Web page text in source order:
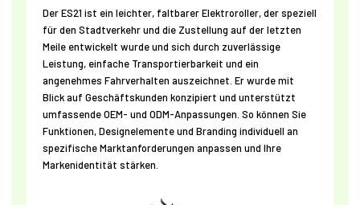
Der ES21 ist ein leichter, faltbarer Elektroroller, der speziell
für den Stadtverkehr und die Zustellung auf der letzten
Meile entwickelt wurde und sich durch zuverlässige
Leistung, einfache Transportierbarkeit und ein
angenehmes Fahrverhalten auszeichnet. Er wurde mit
Blick auf Geschäftskunden konzipiert und unterstützt
umfassende OEM- und ODM-Anpassungen. So können Sie
Funktionen, Designelemente und Branding individuell an
spezifische Marktanforderungen anpassen und Ihre
Markenidentität stärken.